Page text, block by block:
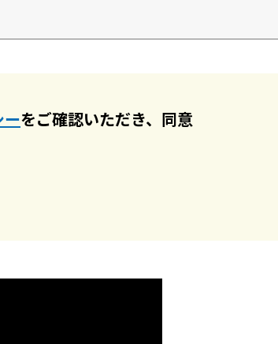
ーをご確認いただき、同意